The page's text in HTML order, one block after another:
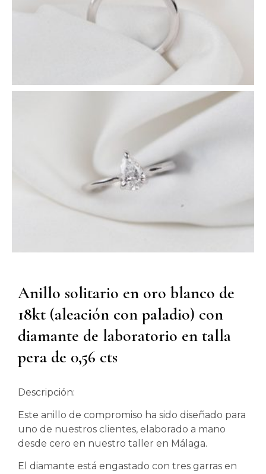
Anillo solitario en oro blanco de
18kt (aleación con paladio) con
diamante de laboratorio en talla
pera de 0,56 cts
Descripción:
Este anillo de compromiso ha sido diseñado para
uno de nuestros clientes, elaborado a mano
desde cero en nuestro taller en Málaga.
El diamante está engastado con tres garras en